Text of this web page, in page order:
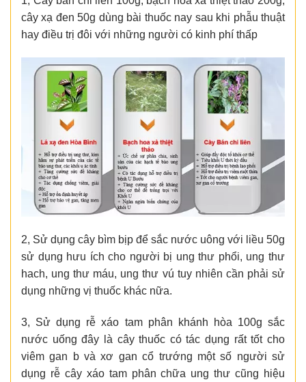
cây xạ đen 50g dùng bài thuốc nay sau khi phẫu thuật
hay điều trị đôi với những người có kinh phí thấp
2, Sử dụng cây bìm bịp để sắc nước uông với liều 50g
sử dụng hưu ích cho người bị ung thư phổi, ung thư
hach, ung thư máu, ung thư vú tuy nhiên cần phải sử
dụng những vị thuốc khác nữa.
3, Sử dụng rễ xáo tam phân khánh hòa 100g sắc
nước uống đây là cây thuốc có tác dụng rất tốt cho
viêm gan b và xơ gan cổ trướng một số người sử
dụng rễ cây xáo tam phân chữa ung thư cũng hiệu